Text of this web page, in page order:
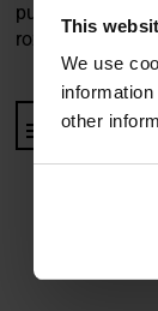
This
We use
other
pustynnych i
Informacja